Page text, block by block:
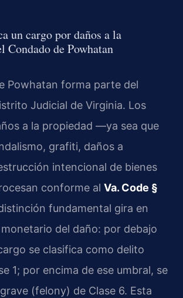
un cargo por daños a la
Condado de Powhatan
Powhatan forma parte del
Judicial de Virginia. Los
a la propiedad —ya sea que
grafiti, daños a
intencional de bienes
conforme al Va. Code §
fundamental gira en
del daño: por debajo
se clasifica como delito
1; por encima de ese umbral, se
(felony) de Clase 6. Esta